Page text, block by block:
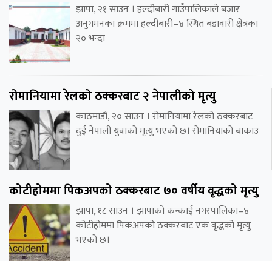
झापा, २१ साउन । हल्दीबारी गाउँपालिकाले बजार
अनुगमनका क्रममा हल्दीबारी–४ स्थित बडावारी क्षेत्रका
२० भन्दा
रोमानियामा रेलको ठक्करबाट २ नेपालीको मृत्यु
काठमाडौं, २० साउन । रोमानियामा रेलको ठक्करबाट
दुई नेपाली युवाको मृत्यु भएको छ। रोमानियाको बाकाउ
कोटीहोममा पिकअपको ठक्करबाट ७० वर्षीय वृद्धको मृत्यु
झापा, १८ साउन । झापाको कन्काई नगरपालिका–४
कोटीहोममा पिकअपको ठक्करबाट एक वृद्धको मृत्यु
भएको छ।